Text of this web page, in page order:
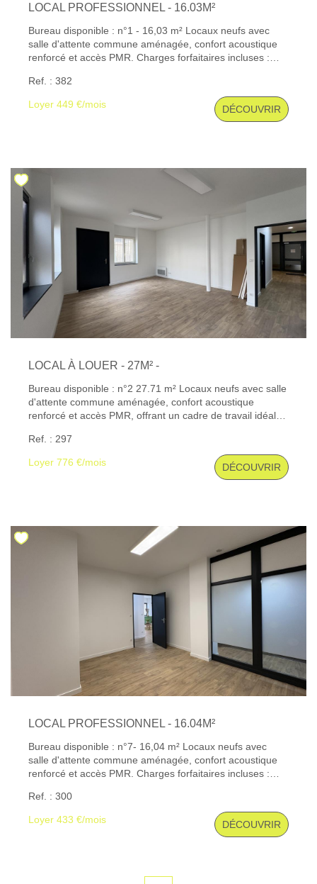
CONTACT
LOCAL PROFESSIONNEL - 16.03M²
Bureau disponible : n°1 - 16,03 m² Locaux neufs avec
salle d'attente commune aménagée, confort acoustique
renforcé et accès PMR. Charges forfaitaires incluses :
assurance des parties communes, taxe foncière, charges
de copropriété, équipement de la salle d'attente et
enlèvement des ordures. Plans disponibles sur demande.
Disponible de suite Les informations sur les risques
Ref. : 382
Loyer 449 €/mois DÉCOUVRIR
LOCAL À LOUER - 27M² -
Bureau disponible : n°2 27.71 m² Locaux neufs avec salle
d'attente commune aménagée, confort acoustique
renforcé et accès PMR, offrant un cadre de travail idéal
incluses : eau, électricité, internet, ménage
hebdomadaire, assurance des parties communes, taxe
foncière, charges de copropriété, équipement de la salle
d'attente et enlèvement des ordures. Plans disponibles
Ref. : 297
Loyer 776 €/mois DÉCOUVRIR
LOCAL PROFESSIONNEL - 16.04M²
Bureau disponible : n°7- 16,04 m² Locaux neufs avec
salle d'attente commune aménagée, confort acoustique
renforcé et accès PMR. Charges forfaitaires incluses :
assurance des parties communes, taxe foncière, charges
de copropriété, équipement de la salle d'attente et
enlèvement des ordures. Plans disponibles sur demande.
Les informations sur les risques auxquels ce bien est
Ref. : 300
Loyer 433 €/mois DÉCOUVRIR